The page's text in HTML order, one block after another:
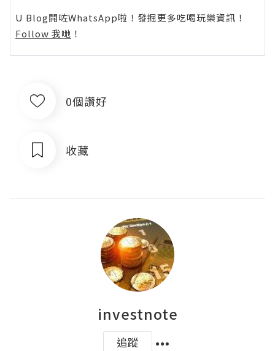
U Blog開咗WhatsApp啦！發掘更多吃喝玩樂資訊！
Follow 我哋 ！
0個讚好
收藏
investnote
追蹤